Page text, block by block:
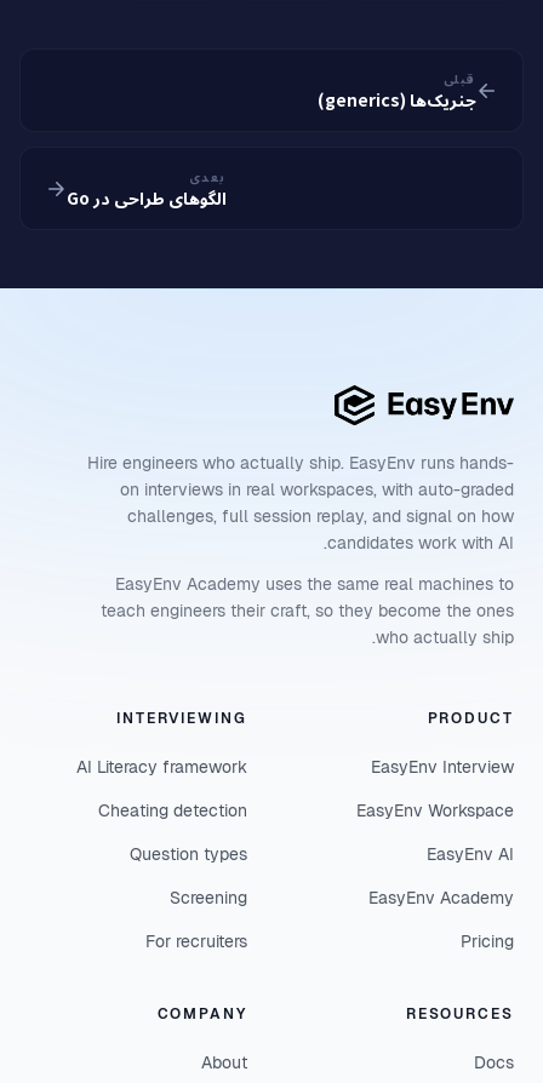
قبلی
جنریک‌ها (generics)
بعدی
الگوهای طراحی در Go
Hire engineers who actually ship. EasyEnv runs hands-
on interviews in real workspaces, with auto-graded
challenges, full session replay, and signal on how
candidates work with AI.
EasyEnv Academy uses the same real machines to
teach engineers their craft, so they become the ones
who actually ship.
PRODUCT
EasyEnv Interview
EasyEnv Workspace
EasyEnv AI
EasyEnv Academy
Pricing
INTERVIEWING
AI Literacy framework
Cheating detection
Question types
Screening
For recruiters
RESOURCES
Docs
COMPANY
About